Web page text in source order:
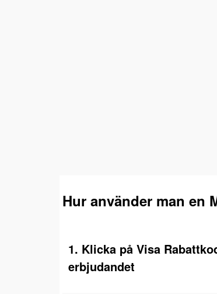
Hur använder man en
1. Klicka på Visa
erbjudandet